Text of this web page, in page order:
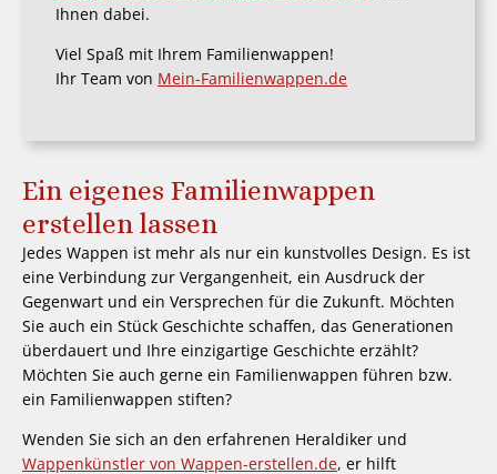
Ihnen dabei.
Viel Spaß mit Ihrem Familienwappen!
Ihr Team von Mein-Familienwappen.de
Ein eigenes Familienwappen
erstellen lassen
Jedes Wappen ist mehr als nur ein kunstvolles Design. Es ist
eine Verbindung zur Vergangenheit, ein Ausdruck der
Gegenwart und ein Versprechen für die Zukunft. Möchten
Sie auch ein Stück Geschichte schaffen, das Generationen
überdauert und Ihre einzigartige Geschichte erzählt?
Möchten Sie auch gerne ein Familienwappen führen bzw.
ein Familienwappen stiften?
Wenden Sie sich an den erfahrenen Heraldiker und
Wappenkünstler von Wappen-erstellen.de, er hilft